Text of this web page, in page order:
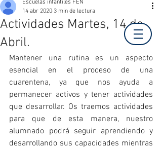
Actividades Martes, 14 de
Abril.
Escuelas infantiles FEN
14 abr 2020 3 min de lectura
Mantener una rutina es un aspecto
esencial en el proceso de una
cuarentena, ya que nos ayuda a
permanecer activos y tener actividades
que desarrollar. Os traemos actividades
para que de esta manera, nuestro
alumnado podrá seguir aprendiendo y
desarrollando sus capacidades mientras